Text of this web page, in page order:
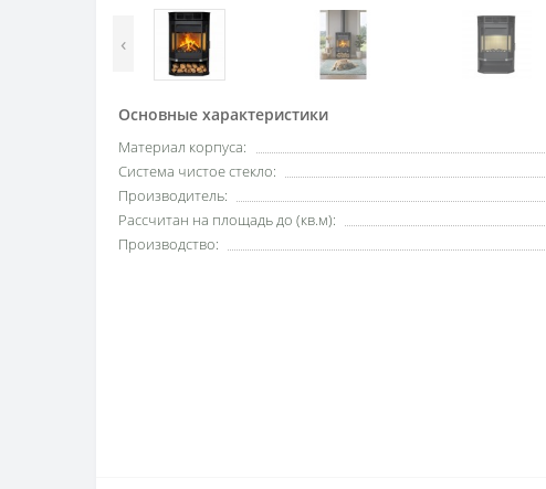
‹
Основные характеристики
Материал корпуса:
Система чистое стекло:
Производитель:
Рассчитан на площадь до (кв.м):
Производство: